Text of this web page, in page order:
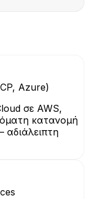
Azure)
σε AWS,
κατανομή